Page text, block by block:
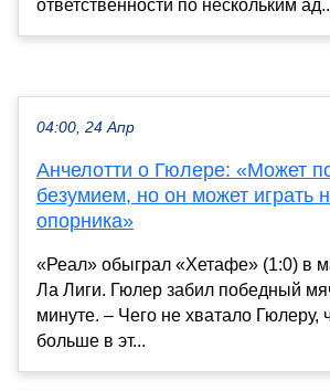
ответственности по нескольким
04:00, 24 Апр
Анчелотти о Гюлере: «Может
безумием, но он может играть
опорника»
«Реал» обыграл «Хетафе» (1:0) в
Ла Лиги. Гюлер забил победный
минуте. – Чего не хватало Гюлеру,
больше в эт...